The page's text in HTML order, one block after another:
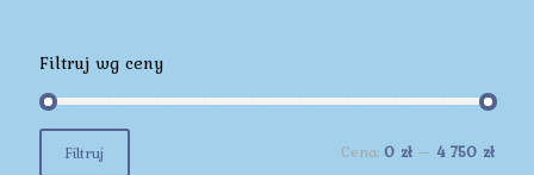
Filtruj wg ceny
Cena
Cena
maxFiltruj Cena: 0 zł — 4 750 zł